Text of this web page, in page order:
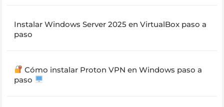
Instalar Windows Server 2025 en VirtualBox paso a
paso
Cómo instalar Proton VPN en Windows paso a
paso